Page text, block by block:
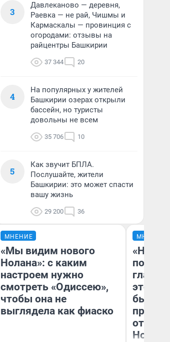
3
Давлеканово — деревня,
Раевка — не рай, Чишмы и
Кармаскалы — провинция с
огородами: отзывы на
райцентры Башкирии
37 344 20
4
На популярных у жителей
Башкирии озерах открыли
бассейн, но туристы
довольны не всем
35 706 10
5
Как звучит БПЛА.
Послушайте, жители
Башкирии: это может спасти
вашу жизнь
29 200 36
МНЕНИЕ
«Мы видим нового
Нолана»: с каким
настроем нужно
смотреть «Одиссею»,
чтобы она не
выглядела как фиаско
МНЕНИЕ
этого
бьет
отзыв
Нолана